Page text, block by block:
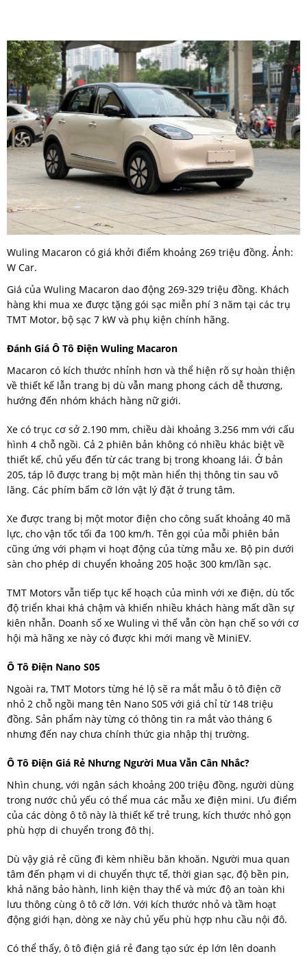
Wuling Macaron có giá khởi điểm khoảng 269 triệu đồng. Ảnh:
W Car.
Giá của Wuling Macaron dao động 269-329 triệu đồng. Khách
hàng khi mua xe được tặng gói sạc miễn phí 3 năm tại các trụ
TMT Motor, bộ sạc 7 kW và phụ kiện chính hãng.
Đánh Giá Ô Tô Điện Wuling Macaron
Macaron có kích thước nhỉnh hơn và thể hiện rõ sự hoàn thiện
về thiết kế lẫn trang bị dù vẫn mang phong cách dễ thương,
hướng đến nhóm khách hàng nữ giới.
Xe có trục cơ sở 2.190 mm, chiều dài khoảng 3.256 mm với cấu
hình 4 chỗ ngồi. Cả 2 phiên bản không có nhiều khác biệt về
thiết kế, chủ yếu đến từ các trang bị trong khoang lái. Ở bản
205, táp lô được trang bị một màn hiển thị thông tin sau vô
lăng. Các phím bấm cỡ lớn vật lý đặt ở trung tâm.
Xe được trang bị một motor điện cho công suất khoảng 40 mã
lực, cho vận tốc tối đa 100 km/h. Tên gọi của mỗi phiên bản
cũng ứng với phạm vi hoạt động của từng mẫu xe. Bộ pin dưới
sàn cho phép di chuyển khoảng 205 hoặc 300 km/lần sạc.
TMT Motors vẫn tiếp tục kế hoạch của mình với xe điện, dù tốc
độ triển khai khá chậm và khiến nhiều khách hàng mất dần sự
kiên nhẫn. Doanh số xe Wuling vì thế vẫn còn hạn chế so với cơ
hội mà hãng xe này có được khi mới mang về MiniEV.
Ô Tô Điện Nano S05
Ngoài ra, TMT Motors từng hé lộ sẽ ra mắt mẫu ô tô điện cỡ
nhỏ 2 chỗ ngồi mang tên Nano S05 với giá chỉ từ 148 triệu
đồng. Sản phẩm này từng có thông tin ra mắt vào tháng 6
nhưng đến nay chưa chính thức gia nhập thị trường.
Ô Tô Điện Giá Rẻ Nhưng Người Mua Vẫn Cân Nhắc?
Nhìn chung, với ngân sách khoảng 200 triệu đồng, người dùng
trong nước chủ yếu có thể mua các mẫu xe điện mini. Ưu điểm
của các dòng ô tô này là thiết kế trẻ trung, kích thước nhỏ gọn
phù hợp di chuyển trong đô thị.
Dù vậy giá rẻ cũng đi kèm nhiều băn khoăn. Người mua quan
tâm đến phạm vi di chuyển thực tế, thời gian sạc, độ bền pin,
khả năng bảo hành, linh kiện thay thế và mức độ an toàn khi
lưu thông cùng ô tô cỡ lớn. Với kích thước nhỏ và tầm hoạt
động giới hạn, dòng xe này chủ yếu phù hợp nhu cầu nội đô.
Có thể thấy, ô tô điện giá rẻ đang tạo sức ép lớn lên doanh